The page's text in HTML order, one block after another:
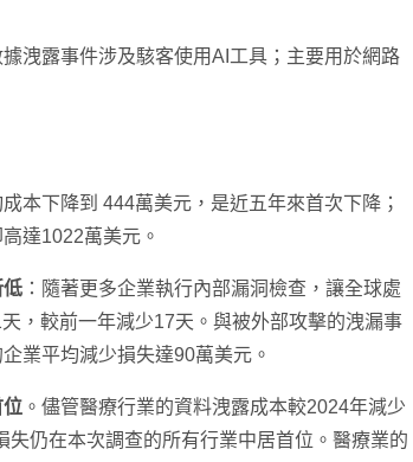
洩露事件涉及駭客使用AI工具；主要用於網路
成本下降到 444萬美元，是近五年來首次下降；
達1022萬美元。
低 ：隨著更多企業執行內部漏洞檢查，讓全球處
，較前一年減少17天。與被外部攻擊的洩漏事
業平均減少損失達90萬美元。
位 。儘管醫療行業的資料洩露成本較2024年減少
失仍在本次調查的所有行業中居首位。醫療業的